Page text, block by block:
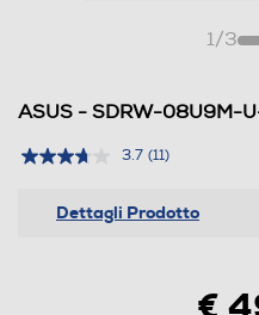
1/3
ASUS - SDRW-08U9M-
3.7 (11)
Dettagli Prodotto